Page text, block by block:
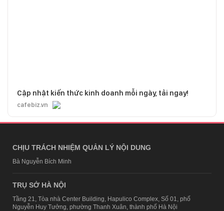
Cập nhật kiến thức kinh doanh mỗi ngày, tải ngay!
cafebiz.vn
CHỊU TRÁCH NHIỆM QUẢN LÝ NỘI DUNG
Bà Nguyễn Bích Minh
TRỤ SỞ HÀ NỘI
Tầng 21, Tòa nhà Center Building, Hapulico Complex, Số 01, phố
Nguyễn Huy Tưởng, phường Thanh Xuân, thành phố Hà Nội